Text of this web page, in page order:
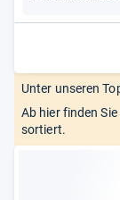
Unter unseren
Ab hier finden
sortiert.